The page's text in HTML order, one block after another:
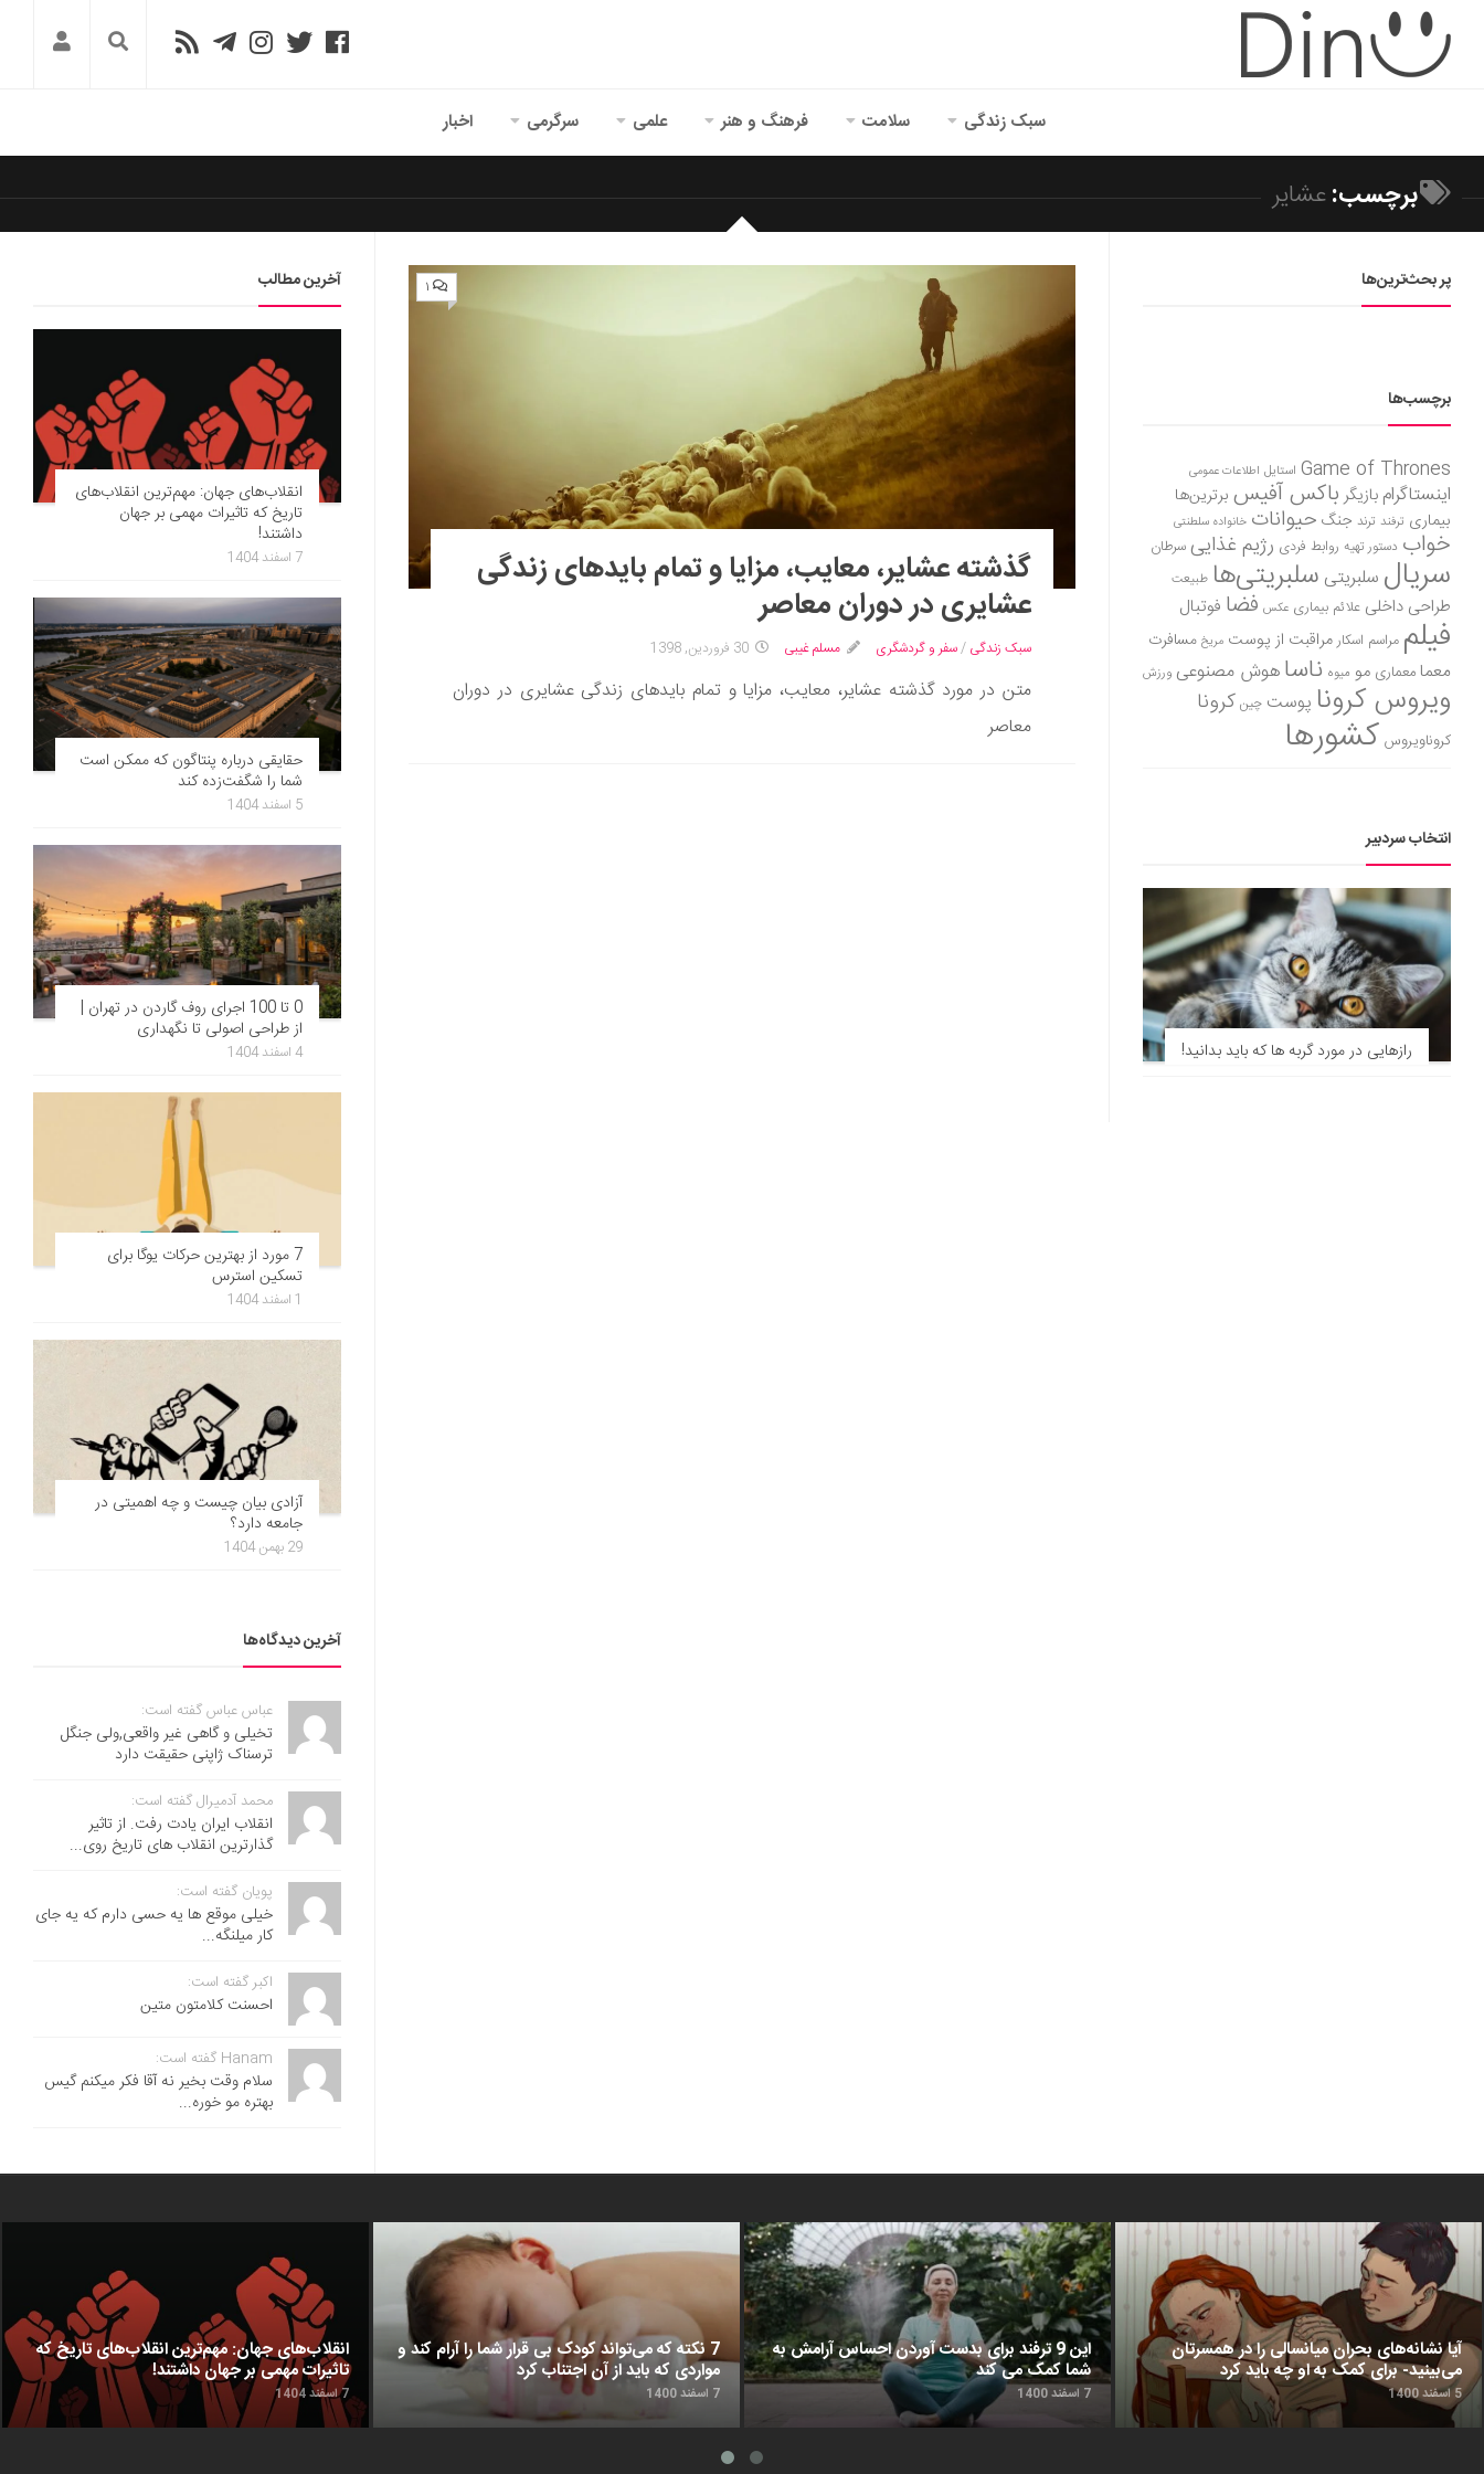
سبک زندگی سلامت فرهنگ و هنر علمی سرگرمی اخبار
برچسب:عشایر
۱
گذشته عشایر، معایب، مزایا و تمام بایدهای زندگی
عشایری در دوران معاصر
سبک زندگی /سفر و گردشگری مسلم غیبی 30 فروردین, 1398
متن در مورد گذشته عشایر، معایب، مزایا و تمام بایدهای زندگی عشایری در دوران
معاصر
پر بحث‌ترین‌ها
برچسب‌ها
Game of Thrones استایل اطلاعات عمومی
اینستاگرام بازیگر باکس آفیس برترین‌ها
بیماری ترفند ترند جنگ حیوانات خانواده سلطنتی
خواب دستور تهیه روابط فردی رژیم غذاییسرطان
سریال سلبریتی سلبریتی‌ها طبیعت
طراحی داخلی علائم بیماری عکس فضا فوتبال
فیلم مراسم اسکارمراقبت از پوست مریخ مسافرت
معمامعماری مو میوه ناساهوش مصنوعی ورزش
ویروس کرونا پوست چین کرونا
کروناویروس کشورها
انتخاب سردبیر
رازهایی در مورد گربه ها که باید بدانید!
آخرین مطالب
انقلاب‌های جهان: مهم‌ترین انقلاب‌های
تاریخ که تاثیرات مهمی بر جهان
داشتند!
7 اسفند 1404
حقایقی درباره پنتاگون که ممکن است
شما را شگفت‌زده کند
5 اسفند 1404
0 تا 100 اجرای روف گاردن در تهران |
از طراحی اصولی تا نگهداری
4 اسفند 1404
7 مورد از بهترین حرکات یوگا برای
تسکین استرس
1 اسفند 1404
آزادی بیان چیست و چه اهمیتی در
جامعه دارد؟
29 بهمن 1404
آخرین دیدگاه‌ها
عباس عباس گفته است:
تخیلی و گاهی غیر واقعی,ولی جنگل
ترسناک ژاپنی حقیقت دارد
محمد آدمیرال گفته است:
انقلاب ایران یادت رفت. از تاثیر
گذارترین انقلاب های تاریخ روی...
پویان گفته است:
خیلی موقع ها یه حسی دارم که یه جای
کار میلنگه...
اکبر گفته است:
احسنت ‌کلامتون متین
Hanam گفته است:
سلام وقت بخیر نه آقا فکر میکنم گیس
بهتره مو خوره...
انقلاب‌های جهان: مهم‌ترین انقلاب‌های تاریخ که
تاثیرات مهمی بر جهان داشتند!
7 اسفند 1404
7 نکته که می‌تواند کودک بی قرار شما را آرام کند و
مواردی که باید از آن اجتناب کرد
7 اسفند 1400
این 9 ترفند برای بدست آوردن احساس آرامش به
شما کمک می‌ کند
7 اسفند 1400
آیا نشانه‌های بحران میانسالی را در همسرتان
می‌بینید- برای کمک به او چه باید کرد
5 اسفند 1400